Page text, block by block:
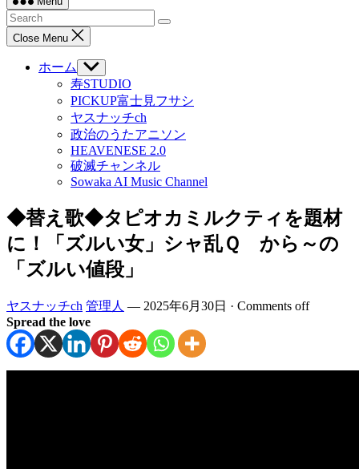
Close Menu
ホーム
Show
sub
menu
寿STUDIO
PICKUP富士見フサシ
ヤスナッチch
政治のうたアニソン
HEAVENESE 2.0
破滅チャンネル
Sowaka AI Music Channel
◆替え歌◆タピオカミルクティを題材
に！「ズルい女」シャ乱Ｑ から～の
「ズルい値段」
ヤスナッチch 管理人 — 2025年6月30日 · Comments off
Spread the love